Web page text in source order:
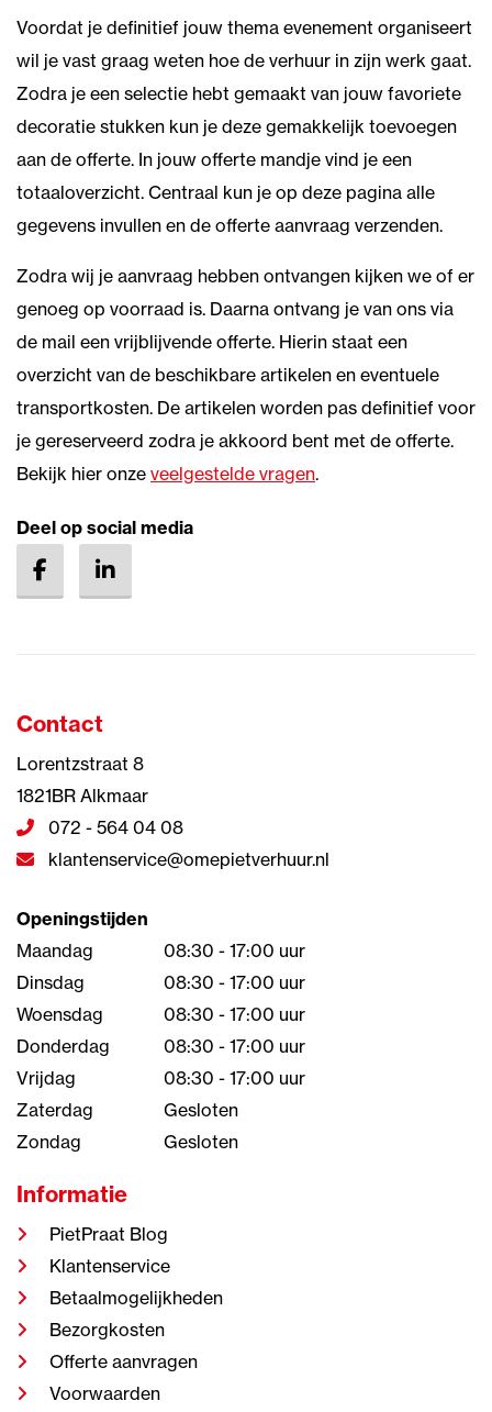
Voordat je definitief jouw thema evenement organiseert
wil je vast graag weten hoe de verhuur in zijn werk gaat.
Zodra je een selectie hebt gemaakt van jouw favoriete
decoratie stukken kun je deze gemakkelijk toevoegen
aan de offerte. In jouw offerte mandje vind je een
totaaloverzicht. Centraal kun je op deze pagina alle
gegevens invullen en de offerte aanvraag verzenden.
Zodra wij je aanvraag hebben ontvangen kijken we of er
genoeg op voorraad is. Daarna ontvang je van ons via
de mail een vrijblijvende offerte. Hierin staat een
overzicht van de beschikbare artikelen en eventuele
transportkosten. De artikelen worden pas definitief voor
je gereserveerd zodra je akkoord bent met de offerte.
Bekijk hier onze veelgestelde vragen.
Deel op social media
Contact
Lorentzstraat 8
1821BR Alkmaar
072 - 564 04 08
klantenservice@omepietverhuur.nl
Openingstijden
Maandag
08:30 - 17:00 uur
Dinsdag
08:30 - 17:00 uur
Woensdag
08:30 - 17:00 uur
Donderdag
08:30 - 17:00 uur
Vrijdag
08:30 - 17:00 uur
Zaterdag
Gesloten
Zondag
Gesloten
Informatie
PietPraat Blog
Klantenservice
Betaalmogelijkheden
Bezorgkosten
Offerte aanvragen
Voorwaarden